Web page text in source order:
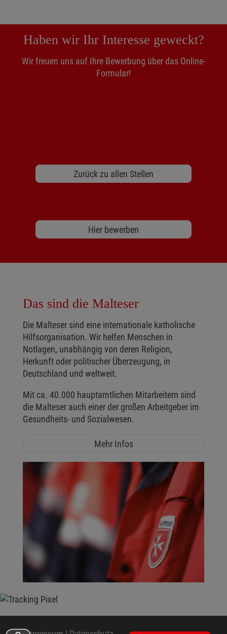
Haben wir Ihr Interesse geweckt?
Wir freuen uns auf Ihre Bewerbung über das Online-
Formular!
Zurück zu allen Stellen
Hier bewerben
Das sind die Malteser
Die Malteser sind eine internationale katholische
Hilfsorganisation. Wir helfen Menschen in
Notlagen, unabhängig von deren Religion,
Herkunft oder politischer Überzeugung, in
Deutschland und weltweit.
Mit ca. 40.000 hauptamtlichen Mitarbeitern sind
die Malteser auch einer der großen Arbeitgeber im
Gesundheits- und Sozialwesen.
Mehr Infos